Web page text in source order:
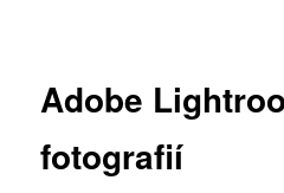
Adobe
fotografií